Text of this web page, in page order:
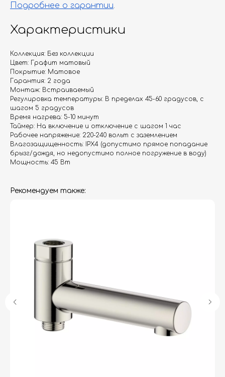
Подробнее о гарантии.
Характеристики
Коллекция: Без коллекции
Цвет: Графит матовый
Покрытие: Матовое
Гарантия: 2 года
Монтаж: Встраиваемый
Регулировка температуры: В пределах 45-60 градусов, с
шагом 5 градусов
Время нагрева: 5-10 минут
Таймер: На включение и отключение с шагом 1 час
Рабочее напряжение: 220-240 вольт с заземлением
Влагозащищенность: IPX4 (допустимо прямое попадание
брызг/дождя, но недопустимо полное погружение в воду)
Мощность: 45 Вт
Рекомендуем также:
Контакты
+7 (495) 782-78-74
info@aquame-shop.ru